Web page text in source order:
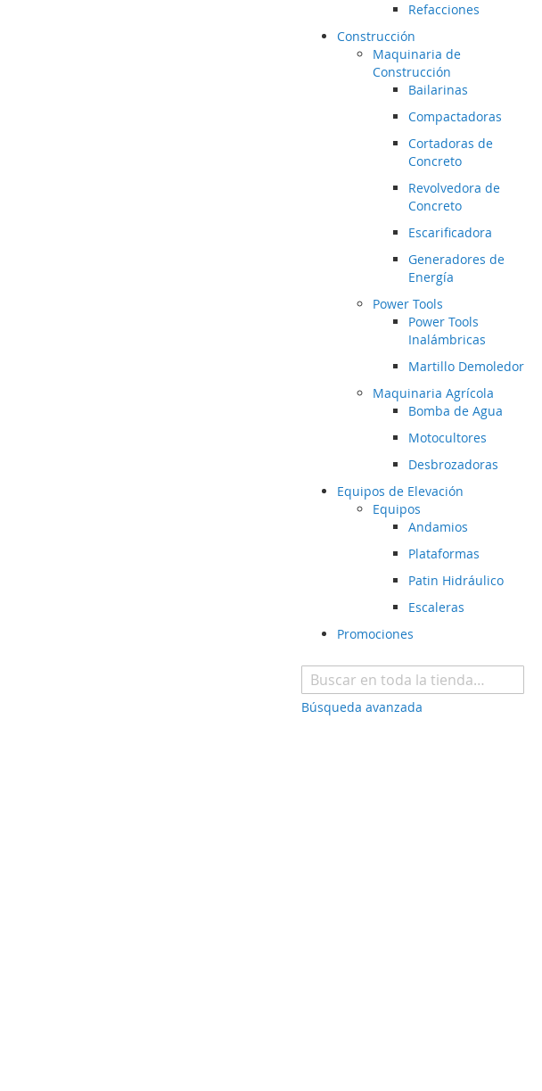
Refacciones
Construcción
Maquinaria de
Construcción
Bailarinas
Compactadoras
Cortadoras de
Concreto
Revolvedora de
Concreto
Escarificadora
Generadores de
Energía
Power Tools
Power Tools
Inalámbricas
Martillo Demoledor
Maquinaria Agrícola
Bomba de Agua
Motocultores
Desbrozadoras
Equipos de Elevación
Equipos
Andamios
Plataformas
Patin Hidráulico
Escaleras
Promociones
Búsqueda avanzada